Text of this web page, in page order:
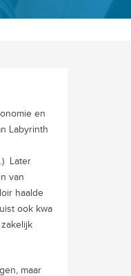
en
Labyrinth
.) Later
van
haalde
ook kwa
maar